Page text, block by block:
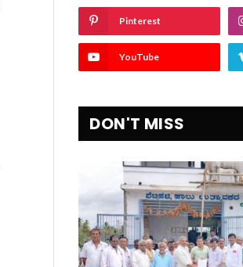
Pinterest
YouTube
DON'T MISS